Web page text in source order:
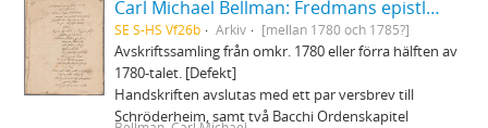
Carl Michael Bellman: Fredmans epistlar och sånger m.fl. Bellman-texter
SE S-HS Vf26b Arkiv [mellan 1780 och 1785?]
Avskriftssamling från omkr. 1780 eller förra hälften av
1780-talet. [Defekt]
Handskriften avslutas med ett par versbrev till
Schröderheim, samt två Bacchi Ordenskapitel